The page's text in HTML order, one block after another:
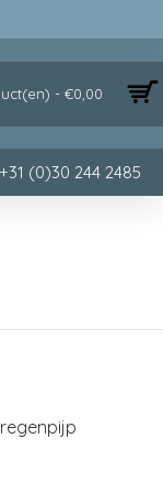
- €0,00
+31 (0)30 244 2485